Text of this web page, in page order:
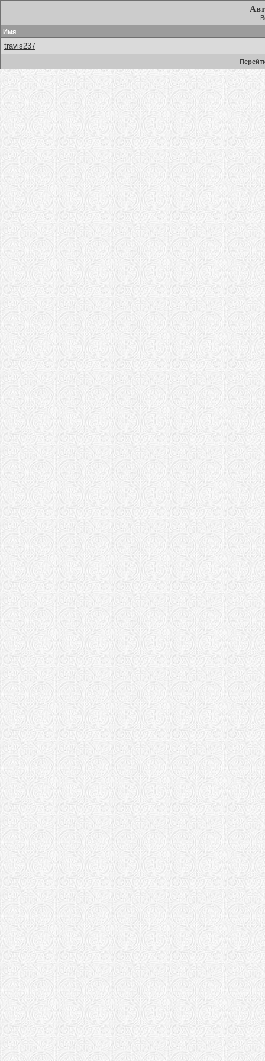
Имя
travis237